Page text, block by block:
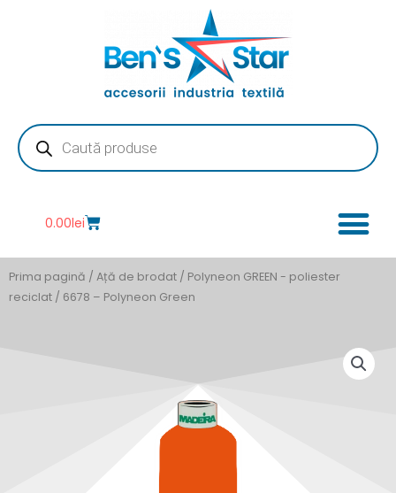
Products
search
0.00leiCart
Prima pagină / Ață de brodat / Polyneon GREEN - poliester
reciclat / 6678 – Polyneon Green